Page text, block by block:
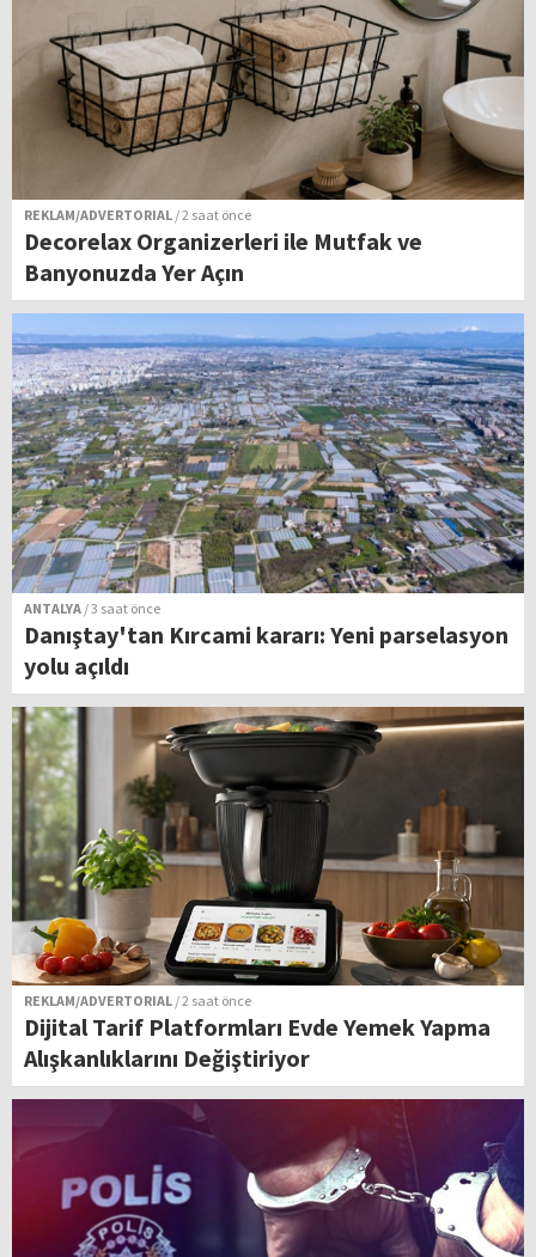
REKLAM/ADVERTORIAL / 2 saat önce
Decorelax Organizerleri ile Mutfak ve
Banyonuzda Yer Açın
ANTALYA / 3 saat önce
Danıştay'tan Kırcami kararı: Yeni parselasyon
yolu açıldı
REKLAM/ADVERTORIAL / 2 saat önce
Dijital Tarif Platformları Evde Yemek Yapma
Alışkanlıklarını Değiştiriyor